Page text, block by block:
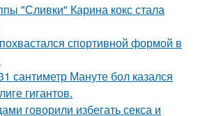
"Сливки" Карина кокс стала
спортивной формой в
сантиметр Мануте бол казался
гигантов.
говорили избегать секса и